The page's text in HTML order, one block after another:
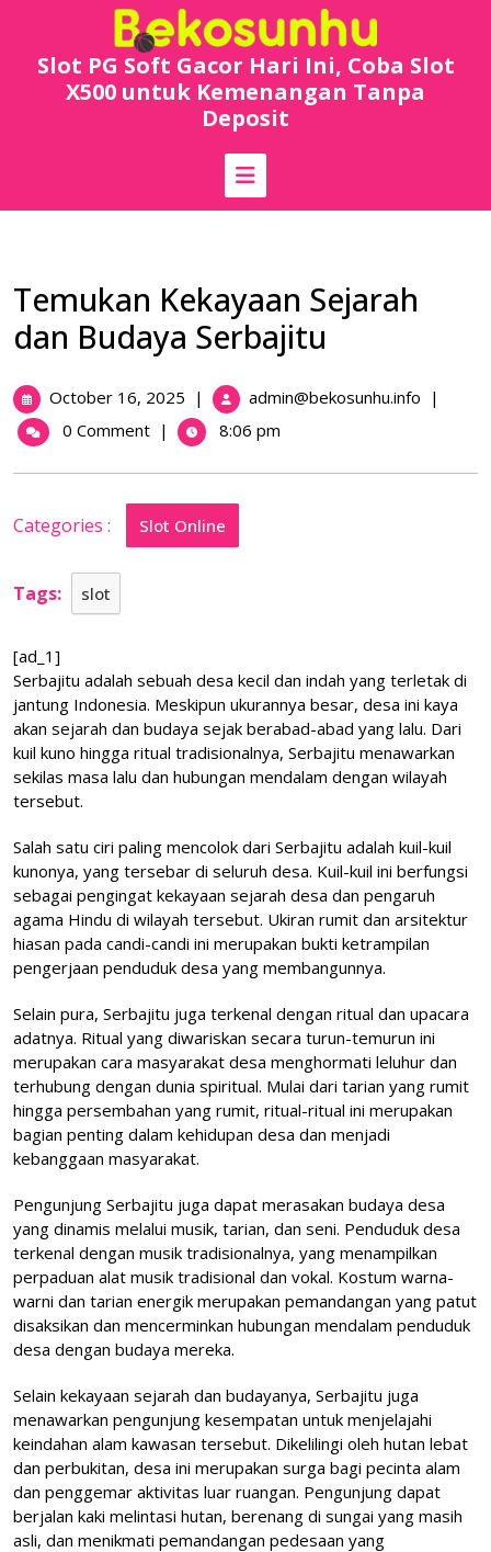
contentSlot PG Soft Gacor Hari Ini, Coba Slot
X500 untuk Kemenangan Tanpa
Deposit
Temukan Kekayaan Sejarah
dan Budaya Serbajitu
October 16, 2025 October
16,
2025
| admin@bekosunhu.info Temukan
dan
|
0 Comment | 8:06 pm
Categories : Slot Online
Tags: slot
[ad_1]
Serbajitu adalah sebuah desa kecil dan indah yang terletak di
jantung Indonesia. Meskipun ukurannya besar, desa ini kaya
akan sejarah dan budaya sejak berabad-abad yang lalu. Dari
kuil kuno hingga ritual tradisionalnya, Serbajitu menawarkan
sekilas masa lalu dan hubungan mendalam dengan wilayah
tersebut.
Salah satu ciri paling mencolok dari Serbajitu adalah kuil-kuil
kunonya, yang tersebar di seluruh desa. Kuil-kuil ini berfungsi
sebagai pengingat kekayaan sejarah desa dan pengaruh
agama Hindu di wilayah tersebut. Ukiran rumit dan arsitektur
hiasan pada candi-candi ini merupakan bukti ketrampilan
pengerjaan penduduk desa yang membangunnya.
Selain pura, Serbajitu juga terkenal dengan ritual dan upacara
adatnya. Ritual yang diwariskan secara turun-temurun ini
merupakan cara masyarakat desa menghormati leluhur dan
terhubung dengan dunia spiritual. Mulai dari tarian yang rumit
hingga persembahan yang rumit, ritual-ritual ini merupakan
bagian penting dalam kehidupan desa dan menjadi
kebanggaan masyarakat.
Pengunjung Serbajitu juga dapat merasakan budaya desa
yang dinamis melalui musik, tarian, dan seni. Penduduk desa
terkenal dengan musik tradisionalnya, yang menampilkan
perpaduan alat musik tradisional dan vokal. Kostum warna-
warni dan tarian energik merupakan pemandangan yang patut
disaksikan dan mencerminkan hubungan mendalam penduduk
desa dengan budaya mereka.
Selain kekayaan sejarah dan budayanya, Serbajitu juga
menawarkan pengunjung kesempatan untuk menjelajahi
keindahan alam kawasan tersebut. Dikelilingi oleh hutan lebat
dan perbukitan, desa ini merupakan surga bagi pecinta alam
dan penggemar aktivitas luar ruangan. Pengunjung dapat
berjalan kaki melintasi hutan, berenang di sungai yang masih
asli, dan menikmati pemandangan pedesaan yang